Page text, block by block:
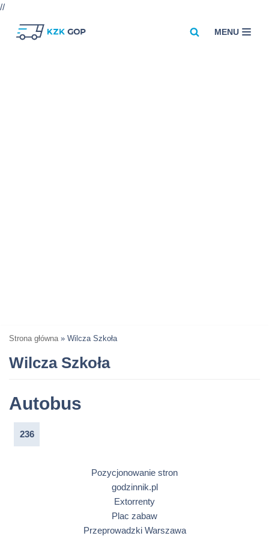
//
MENU
Strona główna » Wilcza Szkoła
Wilcza Szkoła
Autobus
236
Pozycjonowanie stron
godzinnik.pl
Extorrenty
Plac zabaw
Przeprowadzki Warszawa